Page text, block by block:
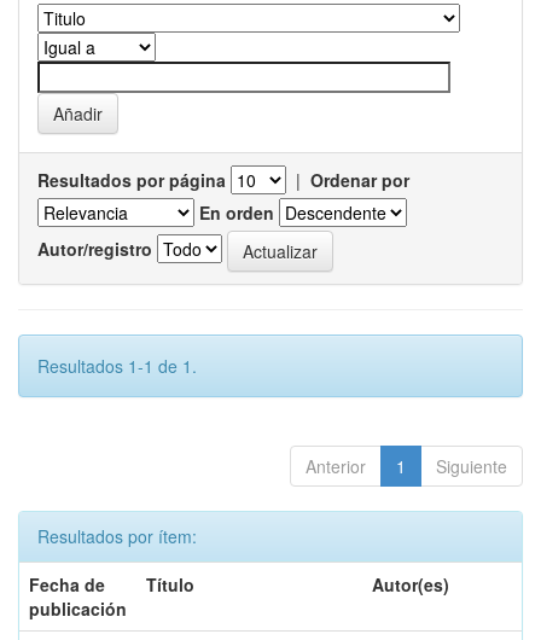
Resultados por página | Ordenar por
En orden
Autor/registro
Resultados 1-1 de 1.
Anterior 1 Siguiente
Resultados por ítem:
Fecha de
publicación
Título Autor(es)